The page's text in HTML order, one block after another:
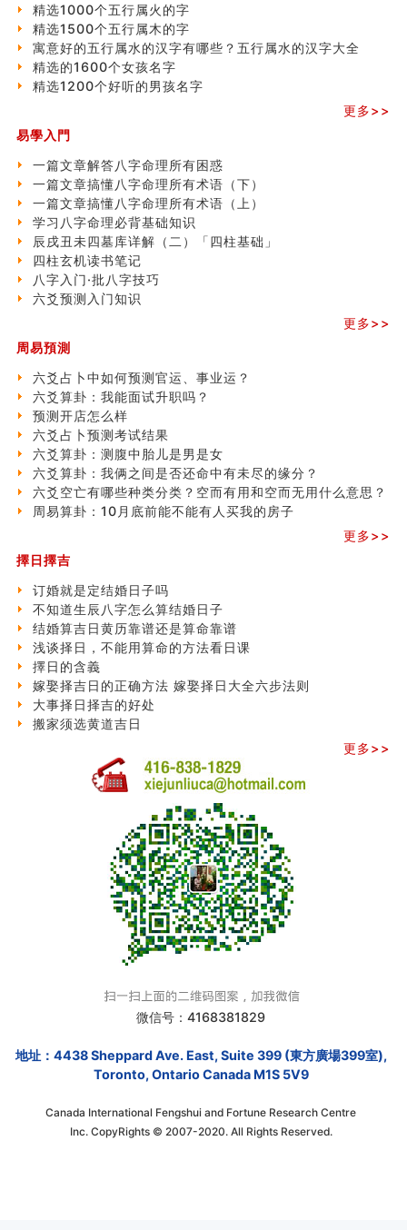
精选1000个五行属火的字
精选1500个五行属木的字
寓意好的五行属水的汉字有哪些？五行属水的汉字大全
精选的1600个女孩名字
精选1200个好听的男孩名字
更多>>
易學入門
一篇文章解答八字命理所有困惑
一篇文章搞懂八字命理所有术语（下）
一篇文章搞懂八字命理所有术语（上）
学习八字命理必背基础知识
辰戌丑未四墓库详解（二）「四柱基础」
四柱玄机读书笔记
八字入门·批八字技巧
六爻预测入门知识
更多>>
周易預測
六爻占卜中如何预测官运、事业运？
六爻算卦：我能面试升职吗？
预测开店怎么样
六爻占卜预测考试结果
六爻算卦：测腹中胎儿是男是女
六爻算卦：我俩之间是否还命中有未尽的缘分？
六爻空亡有哪些种类分类？空而有用和空而无用什么意思？
周易算卦：10月底前能不能有人买我的房子
更多>>
擇日擇吉
订婚就是定结婚日子吗
不知道生辰八字怎么算结婚日子
结婚算吉日黄历靠谱还是算命靠谱
浅谈择日，不能用算命的方法看日课
擇日的含義
嫁娶择吉日的正确方法 嫁娶择日大全六步法则
大事择日择吉的好处
搬家须选黄道吉日
更多>>
微信号：4168381829
地址：4438 Sheppard Ave. East, Suite 399 (東方廣場399室),
Toronto, Ontario Canada M1S 5V9
Canada International Fengshui and Fortune Research Centre
Inc. CopyRights © 2007-2020. All Rights Reserved.